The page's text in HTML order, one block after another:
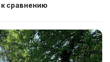
сравнению